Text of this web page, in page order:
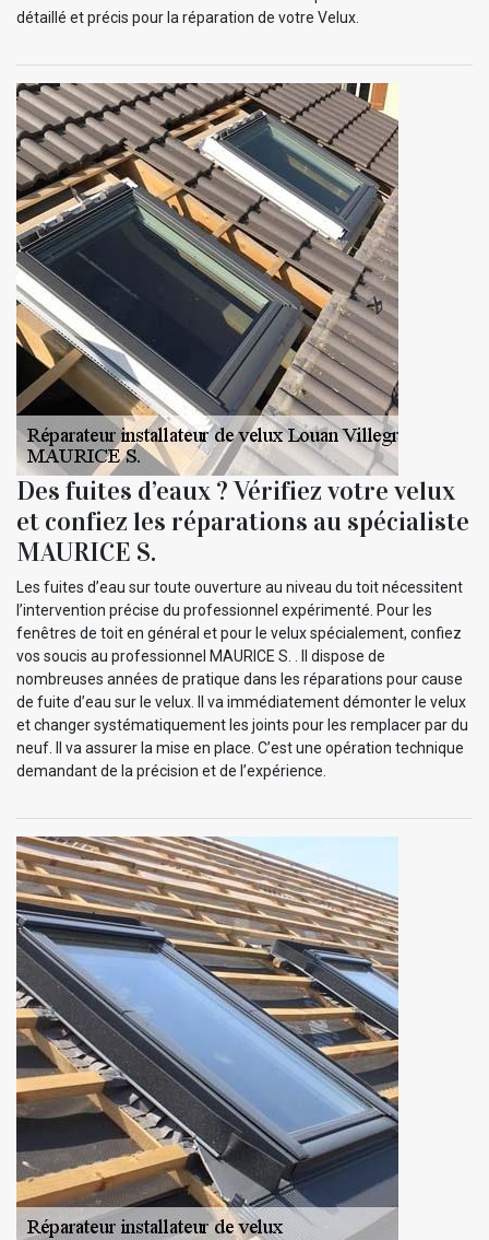
détaillé et précis pour la réparation de votre Velux.
Des fuites d’eaux ? Vérifiez votre velux
et confiez les réparations au spécialiste
MAURICE S.
Les fuites d’eau sur toute ouverture au niveau du toit nécessitent
l’intervention précise du professionnel expérimenté. Pour les
fenêtres de toit en général et pour le velux spécialement, confiez
vos soucis au professionnel MAURICE S. . Il dispose de
nombreuses années de pratique dans les réparations pour cause
de fuite d’eau sur le velux. Il va immédiatement démonter le velux
et changer systématiquement les joints pour les remplacer par du
neuf. Il va assurer la mise en place. C’est une opération technique
demandant de la précision et de l’expérience.